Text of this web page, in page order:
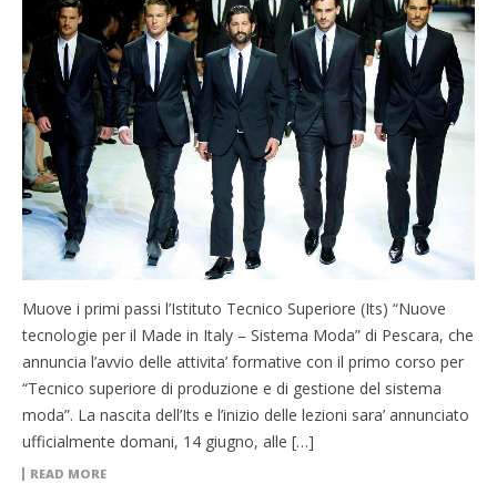
Muove i primi passi l’Istituto Tecnico Superiore (Its) “Nuove
tecnologie per il Made in Italy – Sistema Moda” di Pescara, che
annuncia l’avvio delle attivita’ formative con il primo corso per
“Tecnico superiore di produzione e di gestione del sistema
moda”. La nascita dell’Its e l’inizio delle lezioni sara’ annunciato
ufficialmente domani, 14 giugno, alle […]
READ MORE